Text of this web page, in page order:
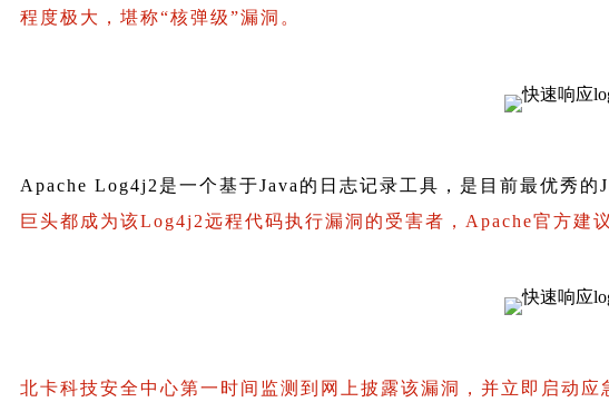
程度极大，堪称“核弹级”漏洞 。
Apache Log4j2是一个基于Java的日志记录工具，是目前最优秀的
巨头都成为该Log4j2远程代码执行漏洞的受害者， Apache官方建
北卡科技安全中心第一时间监测到网上披露该漏洞，并立即启动应